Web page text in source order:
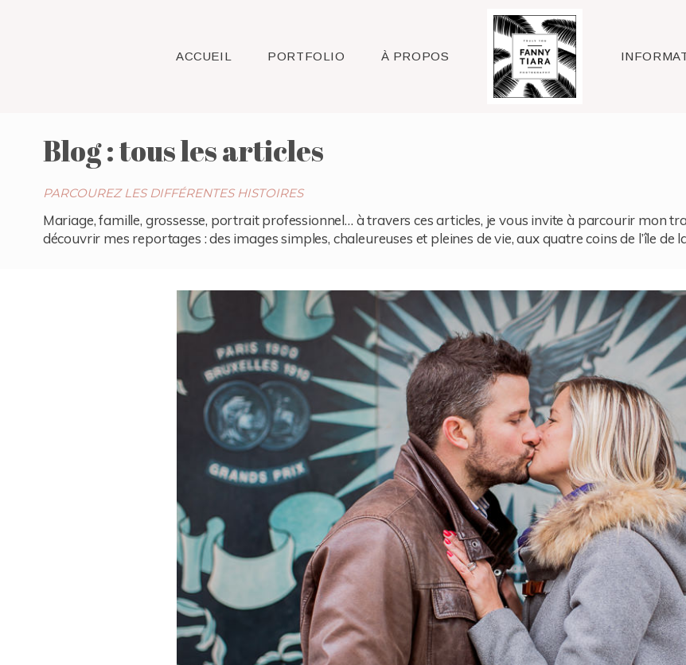
ACCUEIL PORTFOLIO À PROPOS Raleigh
Blog : tous les articles
PARCOUREZ LES DIFFÉRENTES HISTOIRES
Mariage, famille, grossesse, portrait professionnel… à travers ces articles, je vous invite à parcourir mon
découvrir mes reportages : des images simples, chaleureuses et pleines de vie, aux quatre coins de l’île de
Couple – Anne et Alexandre – Paris